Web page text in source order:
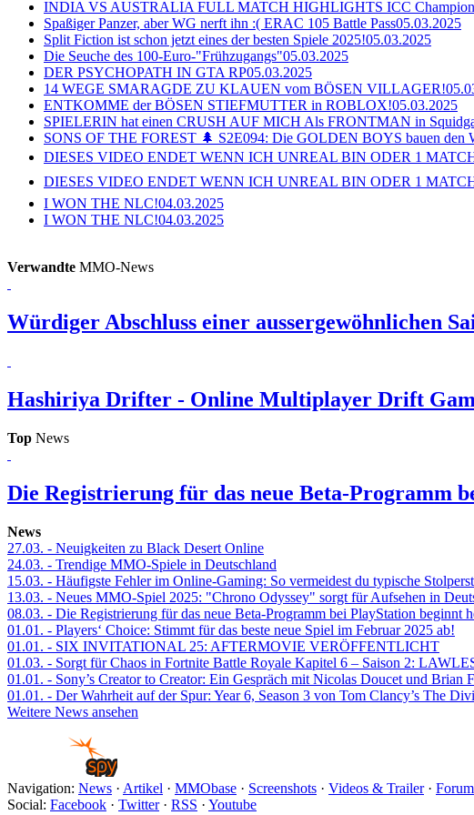
INDIA VS AUSTRALIA FULL MATCH HIGHLIGHTS ICC
Spaßiger Panzer, aber WG nerft ihn :( ERAC 105 Battle Pass05.03.2025
Split Fiction ist schon jetzt eines der besten Spiele 2025!05.03.2025
Die Seuche des 100-Euro-"Frühzugangs"05.03.2025
DER PSYCHOPATH IN GTA RP05.03.2025
14 WEGE SMARAGDE ZU KLAUEN vom BÖSEN VILLAGER!
ENTKOMME der BÖSEN STIEFMUTTER in ROBLOX!05.03.2025
SPIELERIN hat einen CRUSH AUF MICH Als FRONTMAN in
SONS OF THE FOREST 🌲 S2E094: Die GOLDEN BOYS bauen den
DIESES VIDEO ENDET WENN ICH UNREAL BIN ODER 1
DIESES VIDEO ENDET WENN ICH UNREAL BIN ODER 1
I WON THE NLC!04.03.2025
I WON THE NLC!04.03.2025
Verwandte MMO-News
Würdiger Abschluss einer aussergewöhnlichen
Hashiriya Drifter - Online Multiplayer Drift
Top News
Die Registrierung für das neue Beta-Programm
News
27.03. - Neuigkeiten zu Black Desert Online
24.03. - Trendige MMO-Spiele in Deutschland
15.03. - Häufigste Fehler im Online-Gaming: So vermeidest du typische
13.03. - Neues MMO-Spiel 2025: "Chrono Odyssey" sorgt für Aufsehen in
08.03. - Die Registrierung für das neue Beta-Programm bei PlayStation beginnt
01.01. - Players‘ Choice: Stimmt für das beste neue Spiel im Februar 2025 ab!
01.01. - SIX INVITATIONAL 25: AFTERMOVIE VERÖFFENTLICHT
01.03. - Sorgt für Chaos in Fortnite Battle Royale Kapitel 6 – Saison 2:
01.01. - Sony’s Creator to Creator: Ein Gespräch mit Nicolas Doucet und Brian
01.01. - Der Wahrheit auf der Spur: Year 6, Season 3 von Tom Clancy’s The
Weitere News ansehen
Navigation: News · Artikel · MMObase · Screenshots · Videos & Trailer· Forum
Social: Facebook · Twitter· RSS · Youtube